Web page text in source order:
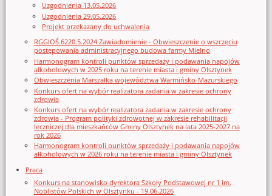
Uzgodnienia 13.05.2026
Uzgodnienia 29.05.2026
Projekt przekazany do uchwalenia
RGGIOŚ.6220.5.2024 Zawiadomienie - Obwieszczenie o wszczęciu
postępowania administracyjnego budowa farmy Mielno
Harmonogram kontroli punktów sprzedaży i podawania napojów
alkoholowych w 2025 roku na terenie miasta i gminy Olsztynek
Obwieszczenia Marszałka województwa Warmińsko-Mazurskiego
Konkurs ofert na wybór realizatora zadania w zakresie ochrony
zdrowia
Konkurs ofert na wybór realizatora zadania w zakresie ochrony
zdrowia - Program polityki zdrowotnej w zakresie rehabilitacji
leczniczej dla mieszkańców Gminy Olsztynek na lata 2025-2027 na
rok 2026
Harmonogram kontroli punktów sprzedaży i podawania napojów
alkoholowych w 2026 roku na terenie miasta i gminy Olsztynek
Praca
Konkurs na stanowisko dyrektora Szkoły Podstawowej nr 1 im.
Noblistów Polskich w Olsztynku - 19.06.2026